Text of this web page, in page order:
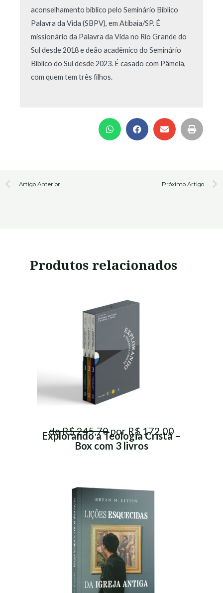
aconselhamento bíblico pelo Seminário Bíblico
Palavra da Vida (SBPV), em Atibaia/SP. É
missionário da Palavra da Vida no Rio Grande do
Sul desde 2018 e deão acadêmico do Seminário
Bíblico do Sul desde 2023. É casado com Pâmela,
com quem tem três filhos.
Prev
Artigo Anterior Próximo Artigo
Produtos relacionados
de R$ 245,70por R$ 172,00
Explorando a Teologia Cristã –
Box com 3 livros